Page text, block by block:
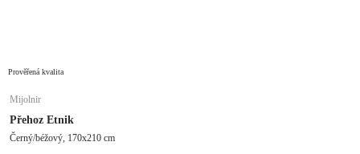
Prověřená kvalita
Mijolnir
Přehoz Etnik
Černý/béžový, 170x210 cm